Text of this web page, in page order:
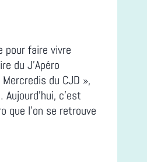
pour faire vivre
du J’Apéro
du CJD »,
c’est
que l’on se retrouve